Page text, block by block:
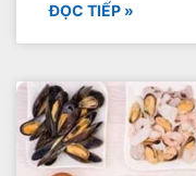
ĐỌC TIẾP »